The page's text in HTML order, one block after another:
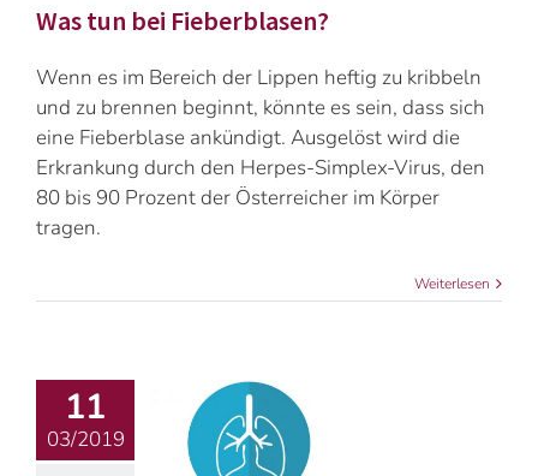
Was tun bei Fieberblasen?
Wenn es im Bereich der Lippen heftig zu kribbeln
und zu brennen beginnt, könnte es sein, dass sich
eine Fieberblase ankündigt. Ausgelöst wird die
Erkrankung durch den Herpes-Simplex-Virus, den
80 bis 90 Prozent der Österreicher im Körper
tragen.
Weiterlesen
11
03/2019